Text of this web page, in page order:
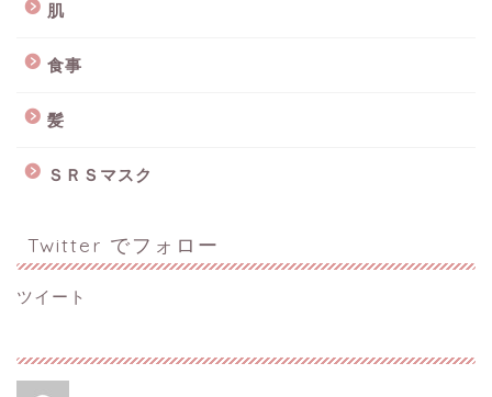
肌
食事
髪
ＳＲＳマスク
Twitter でフォロー
ツイート